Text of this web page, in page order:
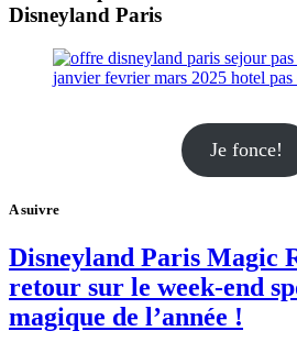
Disneyland Paris
Je fonce!
A suivre
Disneyland Paris Magic
retour sur le week-end
magique de l’année !